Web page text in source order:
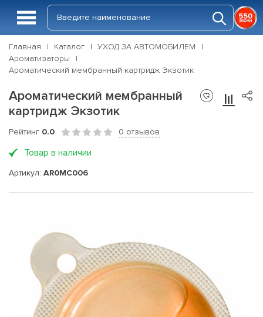
Главная Каталог
УХОД ЗА АВТОМОБИЛЕМ
Ароматизаторы
Ароматический мембранный картридж Экзотик
Ароматический мембранный
картридж Экзотик
Рейтинг 0.0 0 отзывов
Товар в наличии
Артикул: AR0MC006